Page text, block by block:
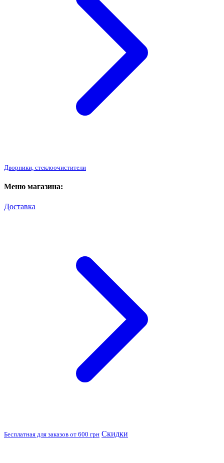
Дворники, стеклоочистители
Меню магазина:
Доставка
Бесплатная для заказов от 600 грн Скидки